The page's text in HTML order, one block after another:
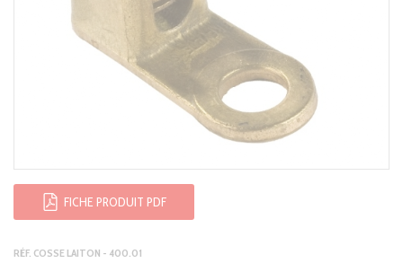
FICHE PRODUIT PDF
RÉF. COSSE LAITON - 400.01